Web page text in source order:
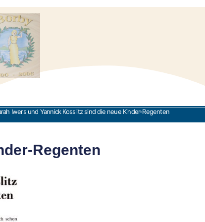
Iwers und Yannick Kosslitz sind die neue Kinder-Regenten
Regenten